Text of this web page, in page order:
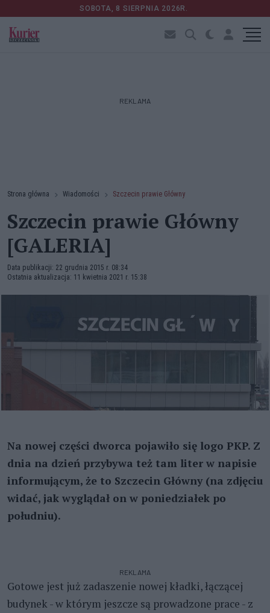
SOBOTA, 8 SIERPNIA 2026R.
REKLAMA
Strona główna Wiadomości Szczecin prawie Główny
Szczecin prawie Główny
[GALERIA]
Data publikacji: 22 grudnia 2015 r. 08:34
Ostatnia aktualizacja: 11 kwietnia 2021 r. 15:38
Na nowej części dworca pojawiło się logo PKP. Z
dnia na dzień przybywa też tam liter w napisie
informującym, że to Szczecin Główny (na zdjęciu
widać, jak wyglądał on w poniedziałek po
południu).
REKLAMA
Gotowe jest już zadaszenie nowej kładki, łączącej
budynek - w którym jeszcze są prowadzone prace - z